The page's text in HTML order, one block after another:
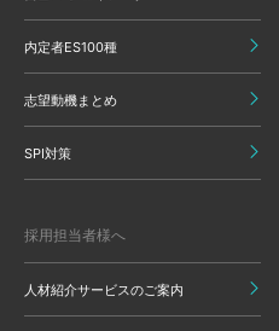
内定者ES100種
志望動機まとめ
SPI対策
採用担当者様へ
人材紹介サービスのご案内